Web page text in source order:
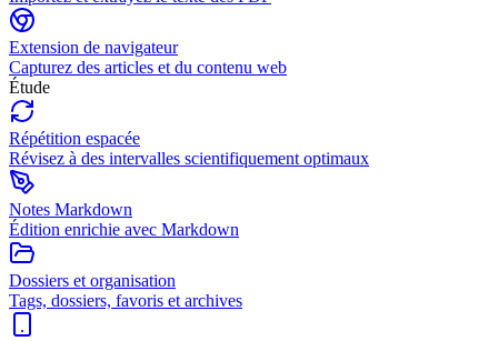
Extension de navigateur
Capturez des articles et du contenu web
Étude
Répétition espacée
Révisez à des intervalles scientifiquement optimaux
Notes Markdown
Édition enrichie avec Markdown
Dossiers et organisation
Tags, dossiers, favoris et archives